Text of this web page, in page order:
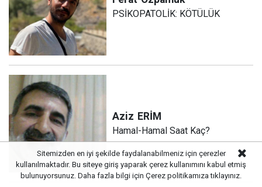
PSİKOPATOLİK: KÖTÜLÜK
Aziz ERİM
Hamal-Hamal Saat Kaç?
Sitemizden en iyi şekilde faydalanabilmeniz için çerezler
kullanılmaktadır. Bu siteye giriş yaparak çerez kullanımını kabul etmiş
bulunuyorsunuz. Daha fazla bilgi için Çerez politikamıza tıklayınız.